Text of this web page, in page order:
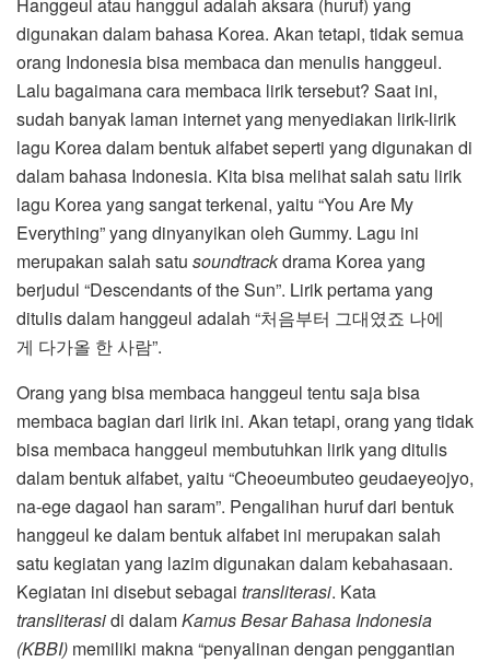
digunakan dalam bahasa Korea. Akan tetapi, tidak semua
orang Indonesia bisa membaca dan menulis hanggeul.
Lalu bagaimana cara membaca lirik tersebut? Saat ini,
sudah banyak laman internet yang menyediakan lirik-lirik
lagu Korea dalam bentuk alfabet seperti yang digunakan di
dalam bahasa Indonesia. Kita bisa melihat salah satu lirik
lagu Korea yang sangat terkenal, yaitu “You Are My
Everything” yang dinyanyikan oleh Gummy. Lagu ini
merupakan salah satu soundtrackdrama Korea yang
berjudul “Descendants of the Sun”. Lirik pertama yang
ditulis dalam hanggeul adalah “처음부터 그대였죠 나에
게 다가올 한 사람”.
Orang yang bisa membaca hanggeul tentu saja bisa
membaca bagian dari lirik ini. Akan tetapi, orang yang tidak
bisa membaca hanggeul membutuhkan lirik yang ditulis
dalam bentuk alfabet, yaitu “Cheoeumbuteo geudaeyeojyo,
na-ege dagaol han saram”. Pengalihan huruf dari bentuk
hanggeul ke dalam bentuk alfabet ini merupakan salah
satu kegiatan yang lazim digunakan dalam kebahasaan.
Kegiatan ini disebut sebagai transliterasi. Kata
transliterasidi dalamKamus Besar Bahasa Indonesia
(KBBI) memiliki makna “penyalinan dengan penggantian